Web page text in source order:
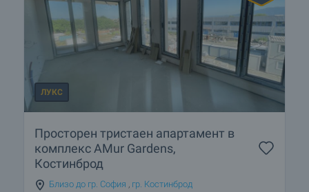
ЛУКС
Просторен тристаен апартамент в
комплекс AMur Gardens,
Костинброд
Близо до гр. София гр. Костинброд